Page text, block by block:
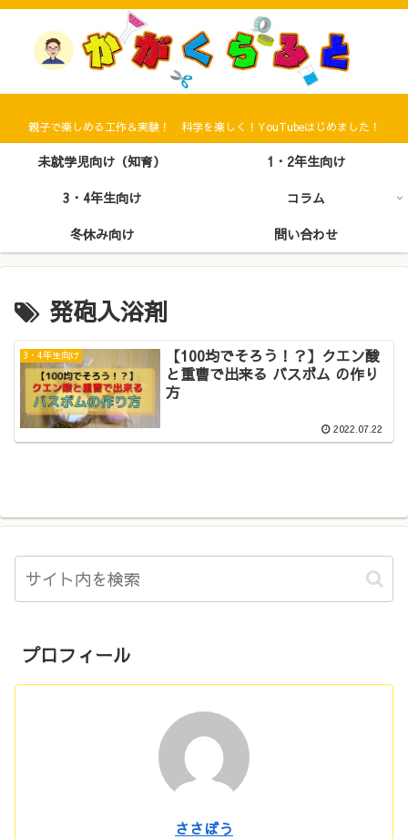
親子で楽しめる工作＆実験！ 科学を楽しく！YouTubeはじめました！
未就学児向け（知育）
1・2年生向け
3・4年生向け
コラム
冬休み向け
問い合わせ
発砲入浴剤
3・4年生向け
【100均でそろう！？】クエン酸
と重曹で出来る バスボム の作り
方
2022.07.22
プロフィール
ささぼう